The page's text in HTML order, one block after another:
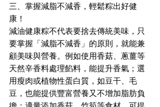
三、掌握減脂不減香，輕鬆粽出好健
康！
減油健康粽不代表要捨去傳統美味，只
要掌握「減脂不減香」的原則，就能兼
顧美味與營養。例如使用香菇、蔥薑等
天然辛香料處理餡料，能提升香氣；選
用瘦肉或植物性蛋白質，如豆干、毛
豆，也能提供豐富營養又不增加脂肪負